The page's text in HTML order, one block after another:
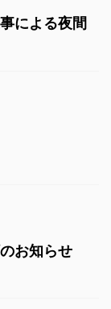
による夜間
お知らせ